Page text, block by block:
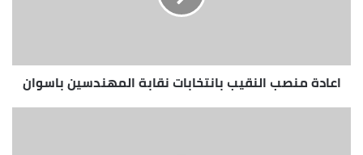
اعادة منصب النقيب بانتخابات نقابة المهندسين باسوان